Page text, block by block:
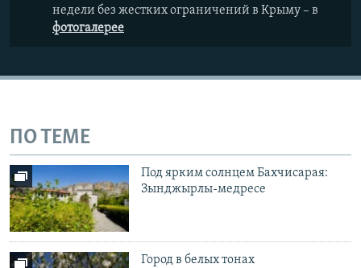
недели без жестких ограничений в Крыму – в
фотогалерее
ПО ТЕМЕ
Под ярким солнцем Бахчисарая:
Зынджырлы-медресе
Город в белых тонах